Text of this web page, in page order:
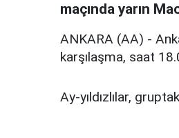
maçında yarın
ANKARA (AA) -
karşılaşma, saat
Ay-yıldızlılar,